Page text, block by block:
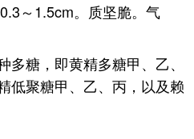
～1.5cm。质坚脆。气
糖，即黄精多糖甲、乙、
低聚糖甲、乙、丙，以及赖